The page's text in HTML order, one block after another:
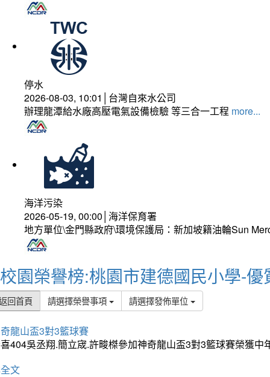
停水
2026-08-03, 10:01│台灣自來水公司
辦理龍潭給水廠高壓電氣設備檢驗 等三合一工程 more...
海洋污染
2026-05-19, 00:00│海洋保育署
地方單位\金門縣政府\環境保護局：新加坡籍油輪Sun
校園榮譽榜:桃園市建德國民小學-優
回首頁 請選擇榮譽事項 請選擇發佈單位
龍山盃3對3籃球賽
404吳丞翔.簡立宬.許畯榤參加神奇龍山盃3對3籃球賽榮獲中
文